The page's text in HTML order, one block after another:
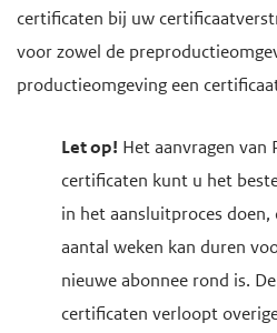
certificaten bij uw
voor zowel de
productieomgeving een
Let op! Het aanvragen van
certificaten kunt u het
in het aansluitproces
aantal weken kan duren
nieuwe abonnee rond is.
certificaten verloopt